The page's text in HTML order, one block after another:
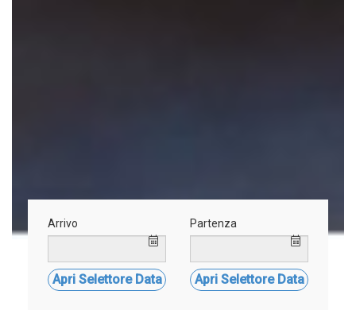
Arrivo
Apri Selettore Data
Partenza
Apri Selettore Data